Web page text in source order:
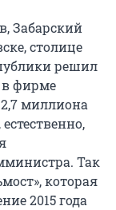
Забарский
столице
решил
фирме
2,7миллиона
Так
которая
2015 года